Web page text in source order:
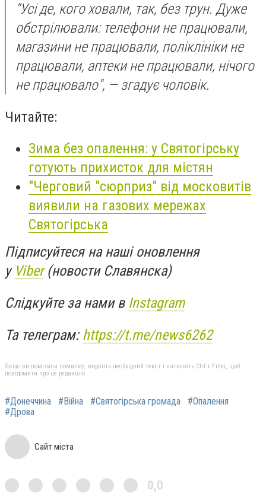
"Усі де, кого ховали, так, без трун. Дуже
обстрілювали: телефони не працювали,
магазини не працювали, поліклініки не
працювали, аптеки не працювали, нічого
не працювало", — згадує чоловік.
Читайте:
Зима без опалення: у Святогірську
готують прихисток для містян
"Черговий "сюрприз" від московитів
виявили на газових мережах
Святогірська
Підписуйтеся на наші оновлення
у Viber(новости Славянска)
Слідкуйте за нами в Instagram
Та телеграм: https://t.me/news6262
Якщо ви помітили помилку, виділіть необхідний текст і натисніть Ctrl + Enter, щоб
повідомити про це редакцію
#Донеччина #Війна #Святогірська громада
#Опалення
#Дрова
Сайт міста
0,0